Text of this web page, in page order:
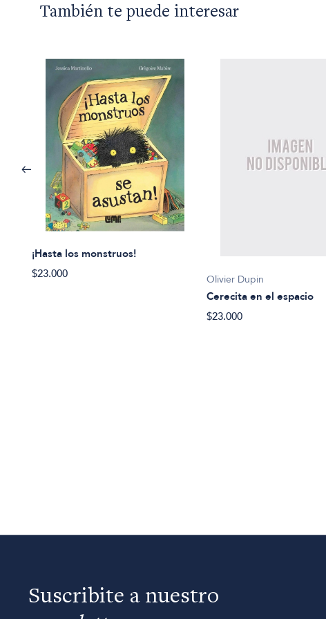
También te puede interesar
¡Hasta los monstruos!
$23.000
Olivier Dupin
Cerecita en el espacio
$23.000
Suscribite a nuestro